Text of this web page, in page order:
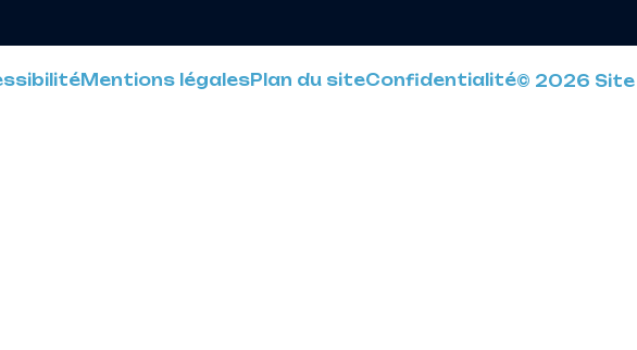
Mentions légalesPlan du siteConfidentialité© 2026 Site